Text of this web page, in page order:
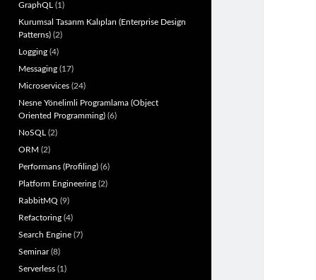
GraphQL (1)
Kurumsal Tasarım Kalıpları (Enterprise Design
Patterns)(2)
Logging(4)
Messaging(17)
Microservices(24)
Nesne Yönelimli Programlama (Object
Oriented Programming)(6)
NoSQL (2)
ORM (2)
Performans (Profiling)(6)
Platform Engineering(2)
RabbitMQ (9)
Refactoring(4)
Search Engine(7)
Seminar(8)
Serverless(1)